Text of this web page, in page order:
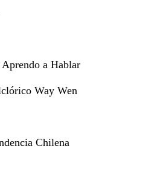
a Hablar
Way Wen
Chilena